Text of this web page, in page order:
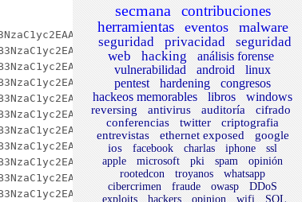
secmana
contribuciones
herramientas
eventos malware
seguridad privacidad
seguridad
web
hacking
análisis forense
vulnerabilidad
android
linux
pentest
hardening
congresos
hackeos memorables
libros windows
reversing antivirus auditoría
cifrado
conferencias
twitter
criptografia
entrevistas
ethernet exposed
google
ios
facebook charlas iphone
ssl
apple
microsoft pki spam
opinión
rootedcon
troyanos
whatsapp
cibercrimen
fraude owasp
DDoS
exploits
hackers opinion wifi
SQL